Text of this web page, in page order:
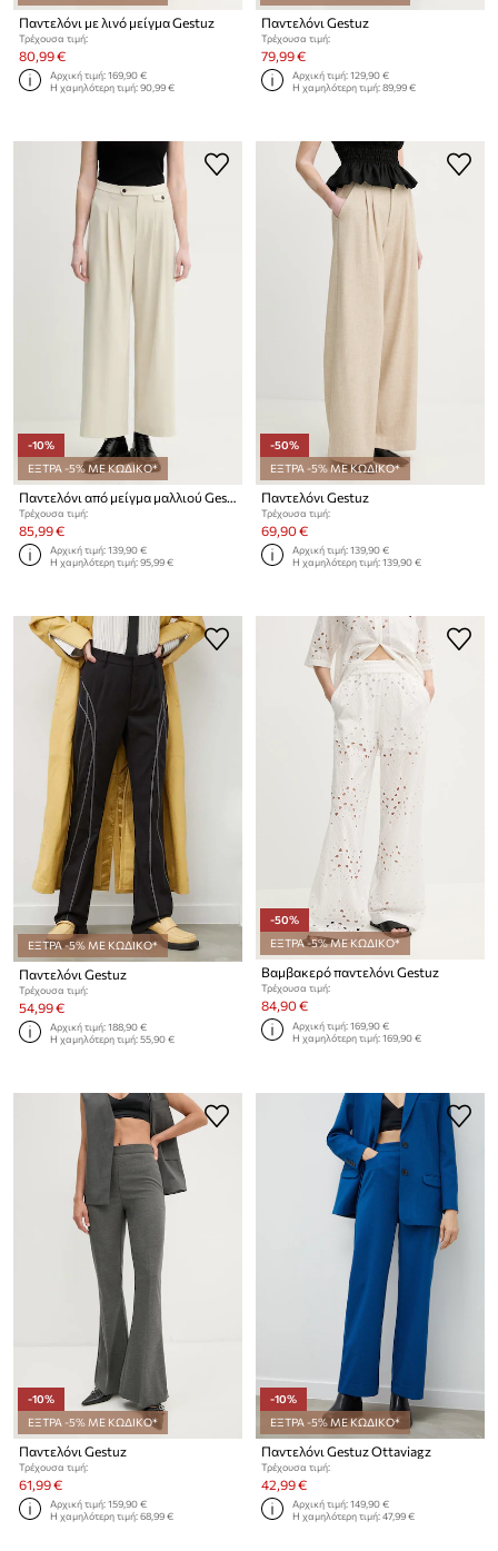
Παντελόνι με λινό μείγμα Gestuz
Τρέχουσα τιμή:
80,99 €
Αρχική τιμή:169,90 €
Η χαμηλότερη τιμή:90,99 €
Παντελόνι Gestuz
Τρέχουσα τιμή:
79,99 €
Αρχική τιμή:129,90 €
Η χαμηλότερη τιμή:89,99 €
-10%
ΕΞΤΡΑ -5% ΜΕ ΚΩΔΙΚΟ*
Παντελόνι από μείγμα μαλλιού Gestuz
Τρέχουσα τιμή:
85,99 €
Αρχική τιμή:139,90 €
Η χαμηλότερη τιμή:95,99 €
-50%
ΕΞΤΡΑ -5% ΜΕ ΚΩΔΙΚΟ*
Παντελόνι Gestuz
Τρέχουσα τιμή:
69,90 €
Αρχική τιμή:139,90 €
Η χαμηλότερη τιμή:139,90 €
ΕΞΤΡΑ -5% ΜΕ ΚΩΔΙΚΟ*
Παντελόνι Gestuz
Τρέχουσα τιμή:
54,99 €
Αρχική τιμή:188,90 €
Η χαμηλότερη τιμή:55,90 €
-50%
ΕΞΤΡΑ -5% ΜΕ ΚΩΔΙΚΟ*
Βαμβακερό παντελόνι Gestuz
Τρέχουσα τιμή:
84,90 €
Αρχική τιμή:169,90 €
Η χαμηλότερη τιμή:169,90 €
-10%
ΕΞΤΡΑ -5% ΜΕ ΚΩΔΙΚΟ*
Παντελόνι Gestuz
Τρέχουσα τιμή:
61,99 €
Αρχική τιμή:159,90 €
Η χαμηλότερη τιμή:68,99 €
-10%
ΕΞΤΡΑ -5% ΜΕ ΚΩΔΙΚΟ*
Παντελόνι Gestuz Ottaviagz
Τρέχουσα τιμή:
42,99 €
Αρχική τιμή:149,90 €
Η χαμηλότερη τιμή:47,99 €